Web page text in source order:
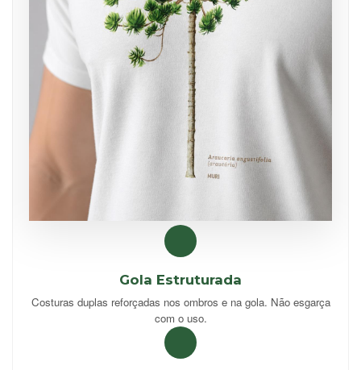
Gola Estruturada
Costuras duplas reforçadas nos ombros e na gola. Não esgarça
com o uso.